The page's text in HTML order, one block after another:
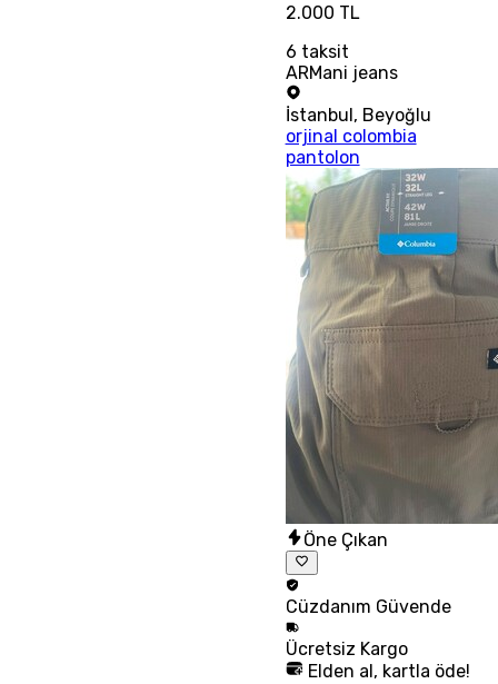
2.000 TL
6 taksit
ARMani jeans
İstanbul, Beyoğlu
orjinal colombia
pantolon
Öne Çıkan
Cüzdanım Güvende
Ücretsiz Kargo
Elden al, kartla öde!